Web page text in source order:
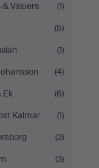
Valuers
(1)
(5)
(1)
(4)
Ek
(6)
Kalmar
(1)
(2)
(3)